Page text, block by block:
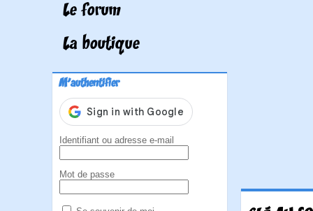
Le forum
La boutique
M'authentifier
Identifiant ou adresse e-mail
Mot de passe